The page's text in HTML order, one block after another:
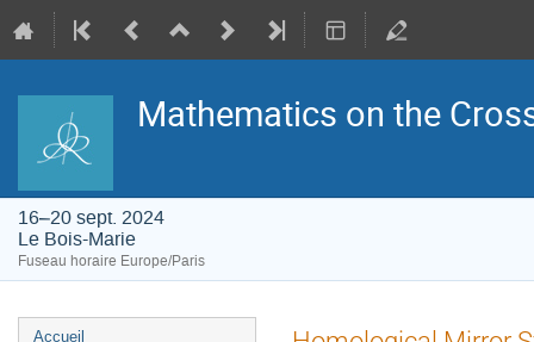
Mathematics on the
16–20 sept. 2024
Le Bois-Marie
Fuseau horaire Europe/Paris
Menu
Accueil